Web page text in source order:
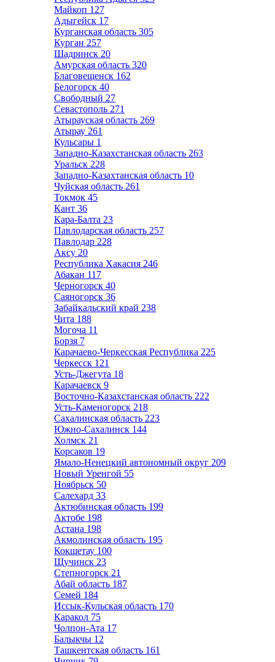
Майкоп 127
Адыгейск 17
Курганская область 305
Курган 257
Шадринск 20
Амурская область 320
Благовещенск 162
Белогорск 40
Свободный 27
Севастополь 271
Атырауская область 269
Атырау 261
Кульсары 1
Западно-Казахстанская область 263
Уральск 228
Западно-Казахтанская область 10
Чуйская область 261
Токмок 45
Кант 36
Кара-Балта 23
Павлодарская область 257
Павлодар 228
Аксу 20
Республика Хакасия 246
Абакан 117
Черногорск 40
Саяногорск 36
Забайкальский край 238
Чита 188
Могоча 11
Борзя 7
Карачаево-Черкесская Республика 225
Черкесск 121
Усть-Джегута 18
Карачаевск 9
Восточно-Казахстанская область 222
Усть-Каменогорск 218
Сахалинская область 223
Южно-Сахалинск 144
Холмск 21
Корсаков 19
Ямало-Ненецкий автономный округ 209
Новый Уренгой 55
Ноябрьск 50
Салехард 33
Актюбинская область 199
Актобе 198
Астана 198
Акмолинская область 195
Кокшетау 100
Щучинск 23
Степногорск 21
Абай область 187
Семей 184
Иссык-Кульская область 170
Каракол 75
Чолпон-Ата 17
Балыкчы 12
Ташкентская область 161